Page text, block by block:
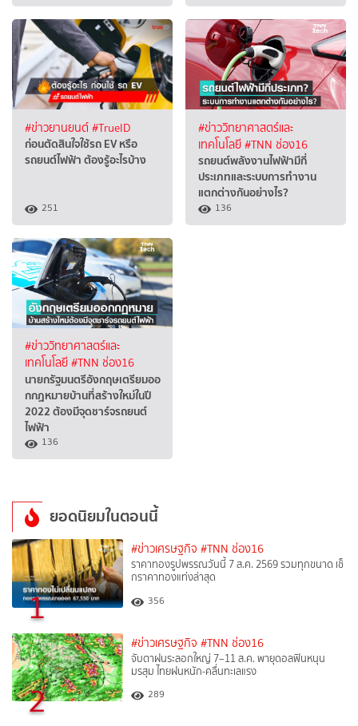
#ข่าวยานยนต์#TrueID
ก่อนตัดสินใจใช้รถ EV หรือ
รถยนต์ไฟฟ้า ต้องรู้อะไรบ้าง
251
#ข่าววิทยาศาสตร์และ
เทคโนโลยี#TNN ช่อง16
รถยนต์พลังงานไฟฟ้ามีกี่
ประเภทและระบบการทำงาน
แตกต่างกันอย่างไร?
136
#ข่าววิทยาศาสตร์และ
เทคโนโลยี#TNN ช่อง16
นายกรัฐมนตรีอังกฤษเตรียมออ
กกฏหมายบ้านที่สร้างใหม่ในปี
2022 ต้องมีจุดชาร์จรถยนต์
ไฟฟ้า
136
ยอดนิยมในตอนนี้
1
#ข่าวเศรษฐกิจ #TNN ช่อง16
ราคาทองรูปพรรณวันนี้ 7 ส.ค. 2569 รวมทุกขนาด เช็
กราคาทองแท่งล่าสุด
356
2
#ข่าวเศรษฐกิจ #TNN ช่อง16
จับตาฝนระลอกใหญ่ 7–11 ส.ค. พายุดอลฟินหนุน
มรสุม ไทยฝนหนัก-คลื่นทะเลแรง
289